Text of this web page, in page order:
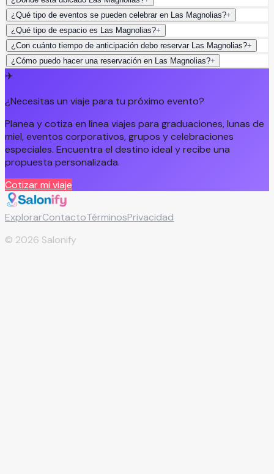
¿Qué tipo de eventos se pueden celebrar en Las Magnolias?+
¿Qué tipo de espacio es Las Magnolias?+
¿Con cuánto tiempo de anticipación debo reservar Las Magnolias?+
¿Cómo puedo hacer una reservación en Las Magnolias?+
✈️
¿Necesitas un viaje para tu próximo evento?
Planea y cotiza en línea viajes para graduaciones, lunas de
miel, eventos corporativos, grupos y celebraciones
especiales. Encuentra el destino ideal y recibe una
propuesta personalizada.
Cotizar mi viaje
ExplorarContactoTérminosPrivacidad
© 2026 Salonify